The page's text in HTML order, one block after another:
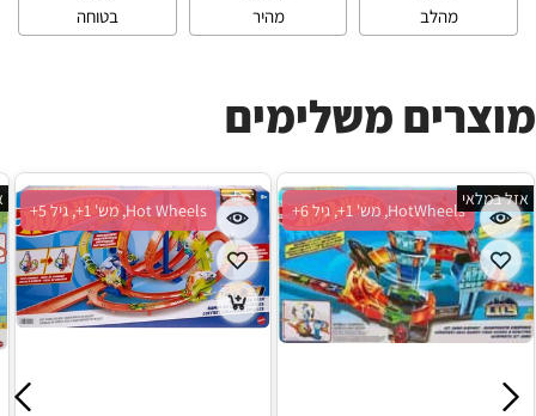
מהלב
מהיר
בטוחה
מוצרים משלימים
Hot Wheels, מש' 1+, גיל 5+ HotWheels, מש' 1+, גיל 6+
אזל במלאי